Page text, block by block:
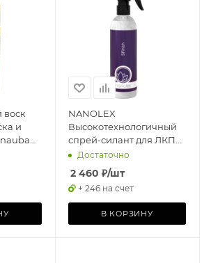
воск
и
NANOLEX
Высокотехнологичный
спрей-силант для ЛКП
SIFINISH 200мл
Достаточно
2 460 ₽/шт
+ 246 на счет
В КОРЗИНУ